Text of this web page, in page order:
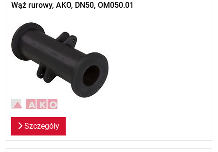
Wąż rurowy, AKO, DN50, OM050.01
Szczegóły